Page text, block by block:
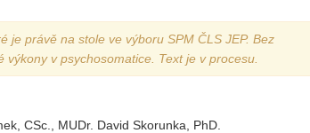
právě na stole ve výboru SPM ČLS JEP. Bez
v psychosomatice. Text je v procesu.
CSc., MUDr. David Skorunka, PhD.